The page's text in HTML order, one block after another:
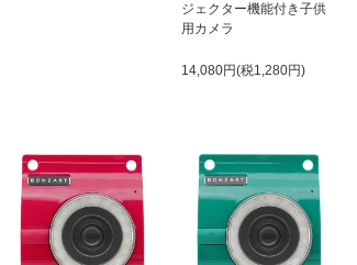
ジェクター機能付き子供
用カメラ
14,080円(税1,280円)